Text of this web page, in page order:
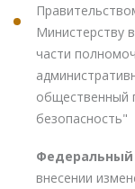
Министерству
части
общественный
безопасность"
Федеральный
внесении